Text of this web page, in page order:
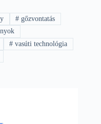
# gőzvontatás
# vasúti technológia